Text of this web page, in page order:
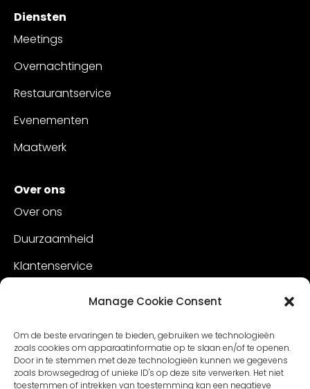
Manage Cookie Consent
Om de beste ervaringen te bieden, gebruiken we technologieën
zoals cookies om apparaatinformatie op te slaan en/of te openen.
Door in te stemmen met deze technologieën kunnen we gegevens
zoals browsegedrag of unieke ID's op deze site verwerken. Het niet
toestemmen of intrekken van toestemming kan een negatieve
Diensten
Meetings
Overnachtingen
Restaurantservice
Evenementen
Maatwerk
Over ons
Over ons
Duurzaamheid
Klantenservice